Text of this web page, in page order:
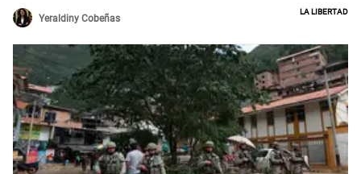
Yeraldiny Cobeñas
La Libertad